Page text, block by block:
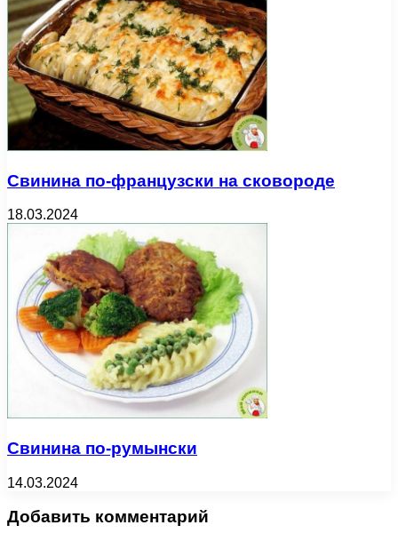
Свинина по-французски на сковороде
18.03.2024
Свинина по-румынски
14.03.2024
Добавить комментарий